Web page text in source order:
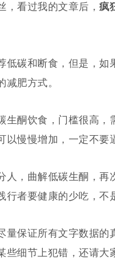
，看过我的文章后， 疯
低碳和断食，但是，如
减肥方式。
生酮饮食，门槛很高
以慢慢增加，一定不要
人，曲解低碳生酮，再
行者要健康的少吃，不
量保证所有文字数据的
些细节上犯错，还请大